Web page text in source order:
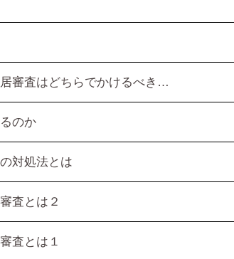
審査はどちらでかけるべき…
のか
対処法とは
査とは２
査とは１